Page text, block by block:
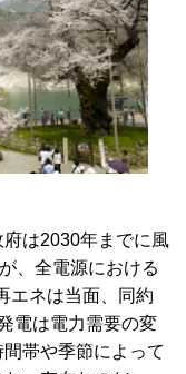
は2030年までに風
、全電源における
エネは当面、同約
電は電力需要の変
帯や季節によって